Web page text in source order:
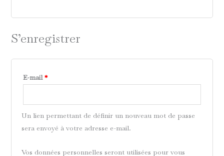
S’enregistrer
E-mail*
Un lien permettant de définir un nouveau mot de passe
sera envoyé à votre adresse e-mail.
Vos données personnelles seront utilisées pour vous